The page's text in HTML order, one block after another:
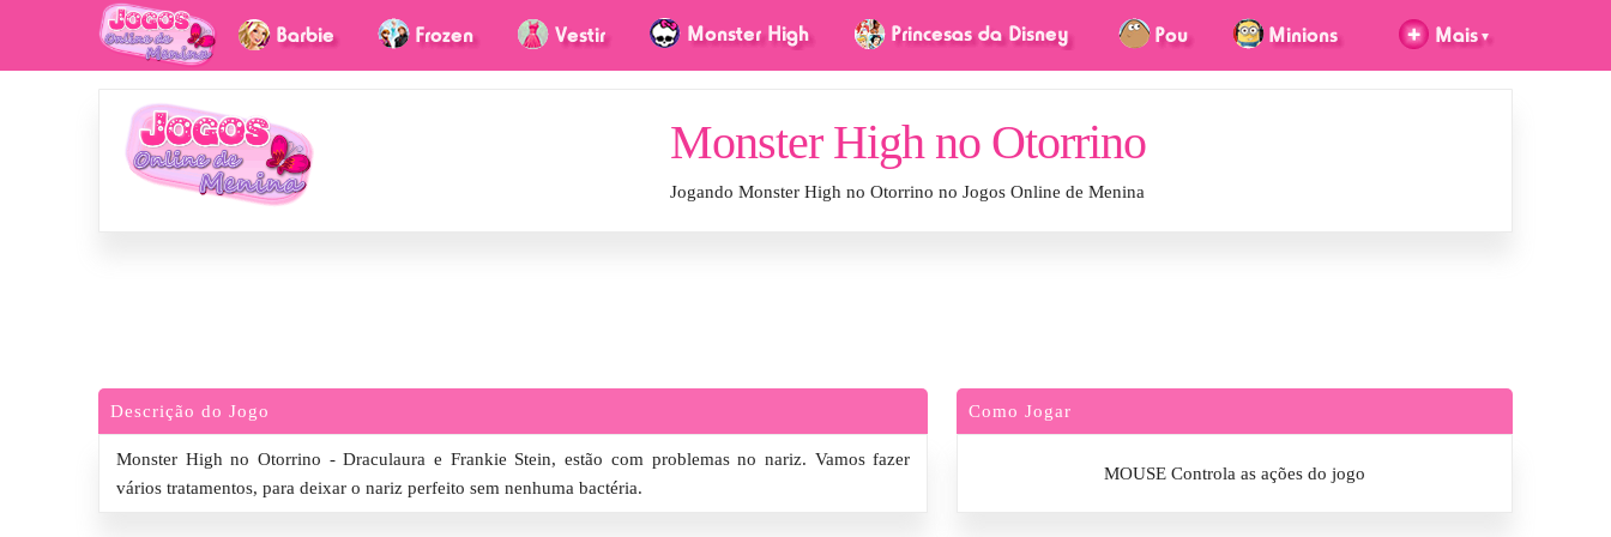
Monster High no Otorrino
Jogando Monster High no Otorrino no Jogos Online de Menina
Descrição do Jogo
Monster High no Otorrino - Draculaura e Frankie Stein, estão com problemas no nariz. Vamos fazer
vários tratamentos, para deixar o nariz perfeito sem nenhuma bactéria.
Como Jogar
MOUSE Controla as ações do jogo